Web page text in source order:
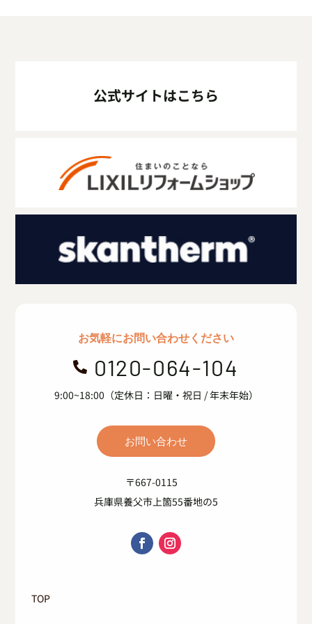
公式サイトはこちら
お気軽にお問い合わせください
 0120-064-104
9:00~18:00（定休日：日曜・祝日 / 年末年始）
お問い合わせ
〒667-0115
兵庫県養父市上箇55番地の5
TOP